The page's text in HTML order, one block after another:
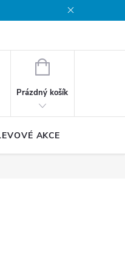
NÁKUPNÍ
Prázdný košík
AKCE